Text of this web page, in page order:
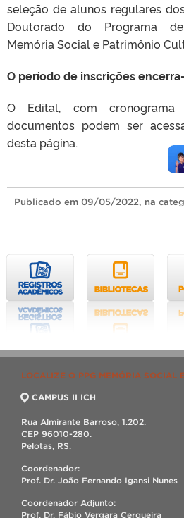
seleção de alunos regulares
Doutorado do Programa
Memória Social e Patrimônio
O período de inscrições
O Edital, com
documentos podem ser
desta página.
Publicado em 09/05/2022, na
LOCALIZE O PPG MEMÓRIA SOCIAL
CAMPUS II ICH
Rua Almirante Barroso, 1.202.
CEP 96010-280.
Pelotas, RS.
Coordenador:
Prof. Dr. João Fernando Igansi Nunes
Coordenador Adjunto:
Prof. Dr. Fábio Vergara Cerqueira